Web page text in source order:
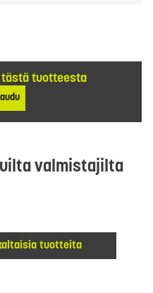
tuotteesta
valmistajilta
tuotteita